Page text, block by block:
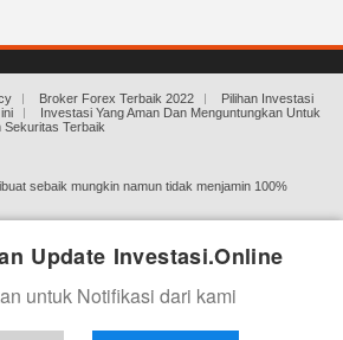
Broker Forex Terbaik 2022
Pilihan Investasi
Investasi Yang Aman Dan Menguntungkan Untuk
Sekuritas Terbaik
sebaik mungkin namun tidak menjamin 100%
dana, tidak mengajak ataupun mengharuskan
beresiko, segala keputusan dan kerugian adalah
pembaca) sendiri.
Update Investasi.Online
untuk Notifikasi dari kami